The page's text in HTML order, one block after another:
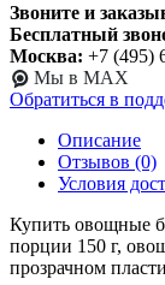
Звоните и
Бесплатный
Москва: +7 (495)
Мы в MAX
Обратиться в
Описание
Отзывов (0)
Условия
Купить овощные
порции 150 г,
прозрачном